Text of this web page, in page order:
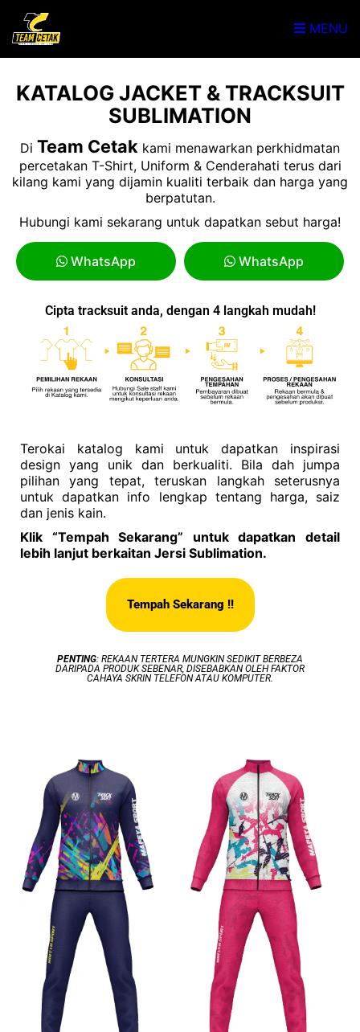
MENU
KATALOG JACKET & TRACKSUIT
SUBLIMATION
Di Team Cetak kami menawarkan perkhidmatan
percetakan T-Shirt, Uniform & Cenderahati terus dari
kilang kami yang dijamin kualiti terbaik dan harga yang
berpatutan.
Hubungi kami sekarang untuk dapatkan sebut harga!
WhatsApp WhatsApp
Cipta tracksuit anda, dengan 4 langkah mudah!
Terokai katalog kami untuk dapatkan inspirasi
design yang unik dan berkualiti. Bila dah jumpa
pilihan yang tepat, teruskan langkah seterusnya
untuk dapatkan info lengkap tentang harga, saiz
dan jenis kain.
Klik “Tempah Sekarang” untuk dapatkan detail
lebih lanjut berkaitan Jersi Sublimation.
Tempah Sekarang !!
PENTING: REKAAN TERTERA MUNGKIN SEDIKIT BERBEZA
DARIPADA PRODUK SEBENAR, DISEBABKAN OLEH FAKTOR
CAHAYA SKRIN TELEFON ATAU KOMPUTER.